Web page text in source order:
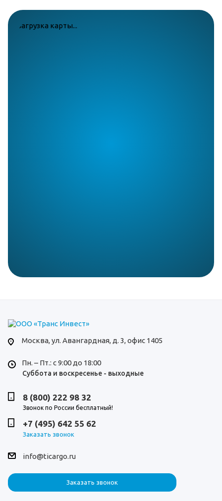
загрузка карты...
Москва,ул. Авангардная, д. 3, офис 1405
Пн. – Пт.: с 9:00 до 18:00
Суббота и воскресенье - выходные
8 (800) 222 98 32
Звонок по России бесплатный!
+7 (495) 642 55 62
Заказать звонок
info@ticargo.ru
Заказать звонок